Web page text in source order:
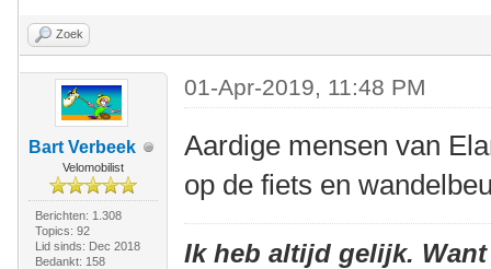
Zoek
Bart Verbeek
Velomobilist
Berichten: 1.308
Topics: 92
Lid sinds: Dec 2018
Bedankt: 158
01-Apr-2019, 11:48 PM
Aardige mensen van
op de fiets en
Ik heb altijd gelijk.